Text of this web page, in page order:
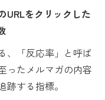
URLをクリックした
、「反応率」と呼ば
ったメルマガの内容
する指標。